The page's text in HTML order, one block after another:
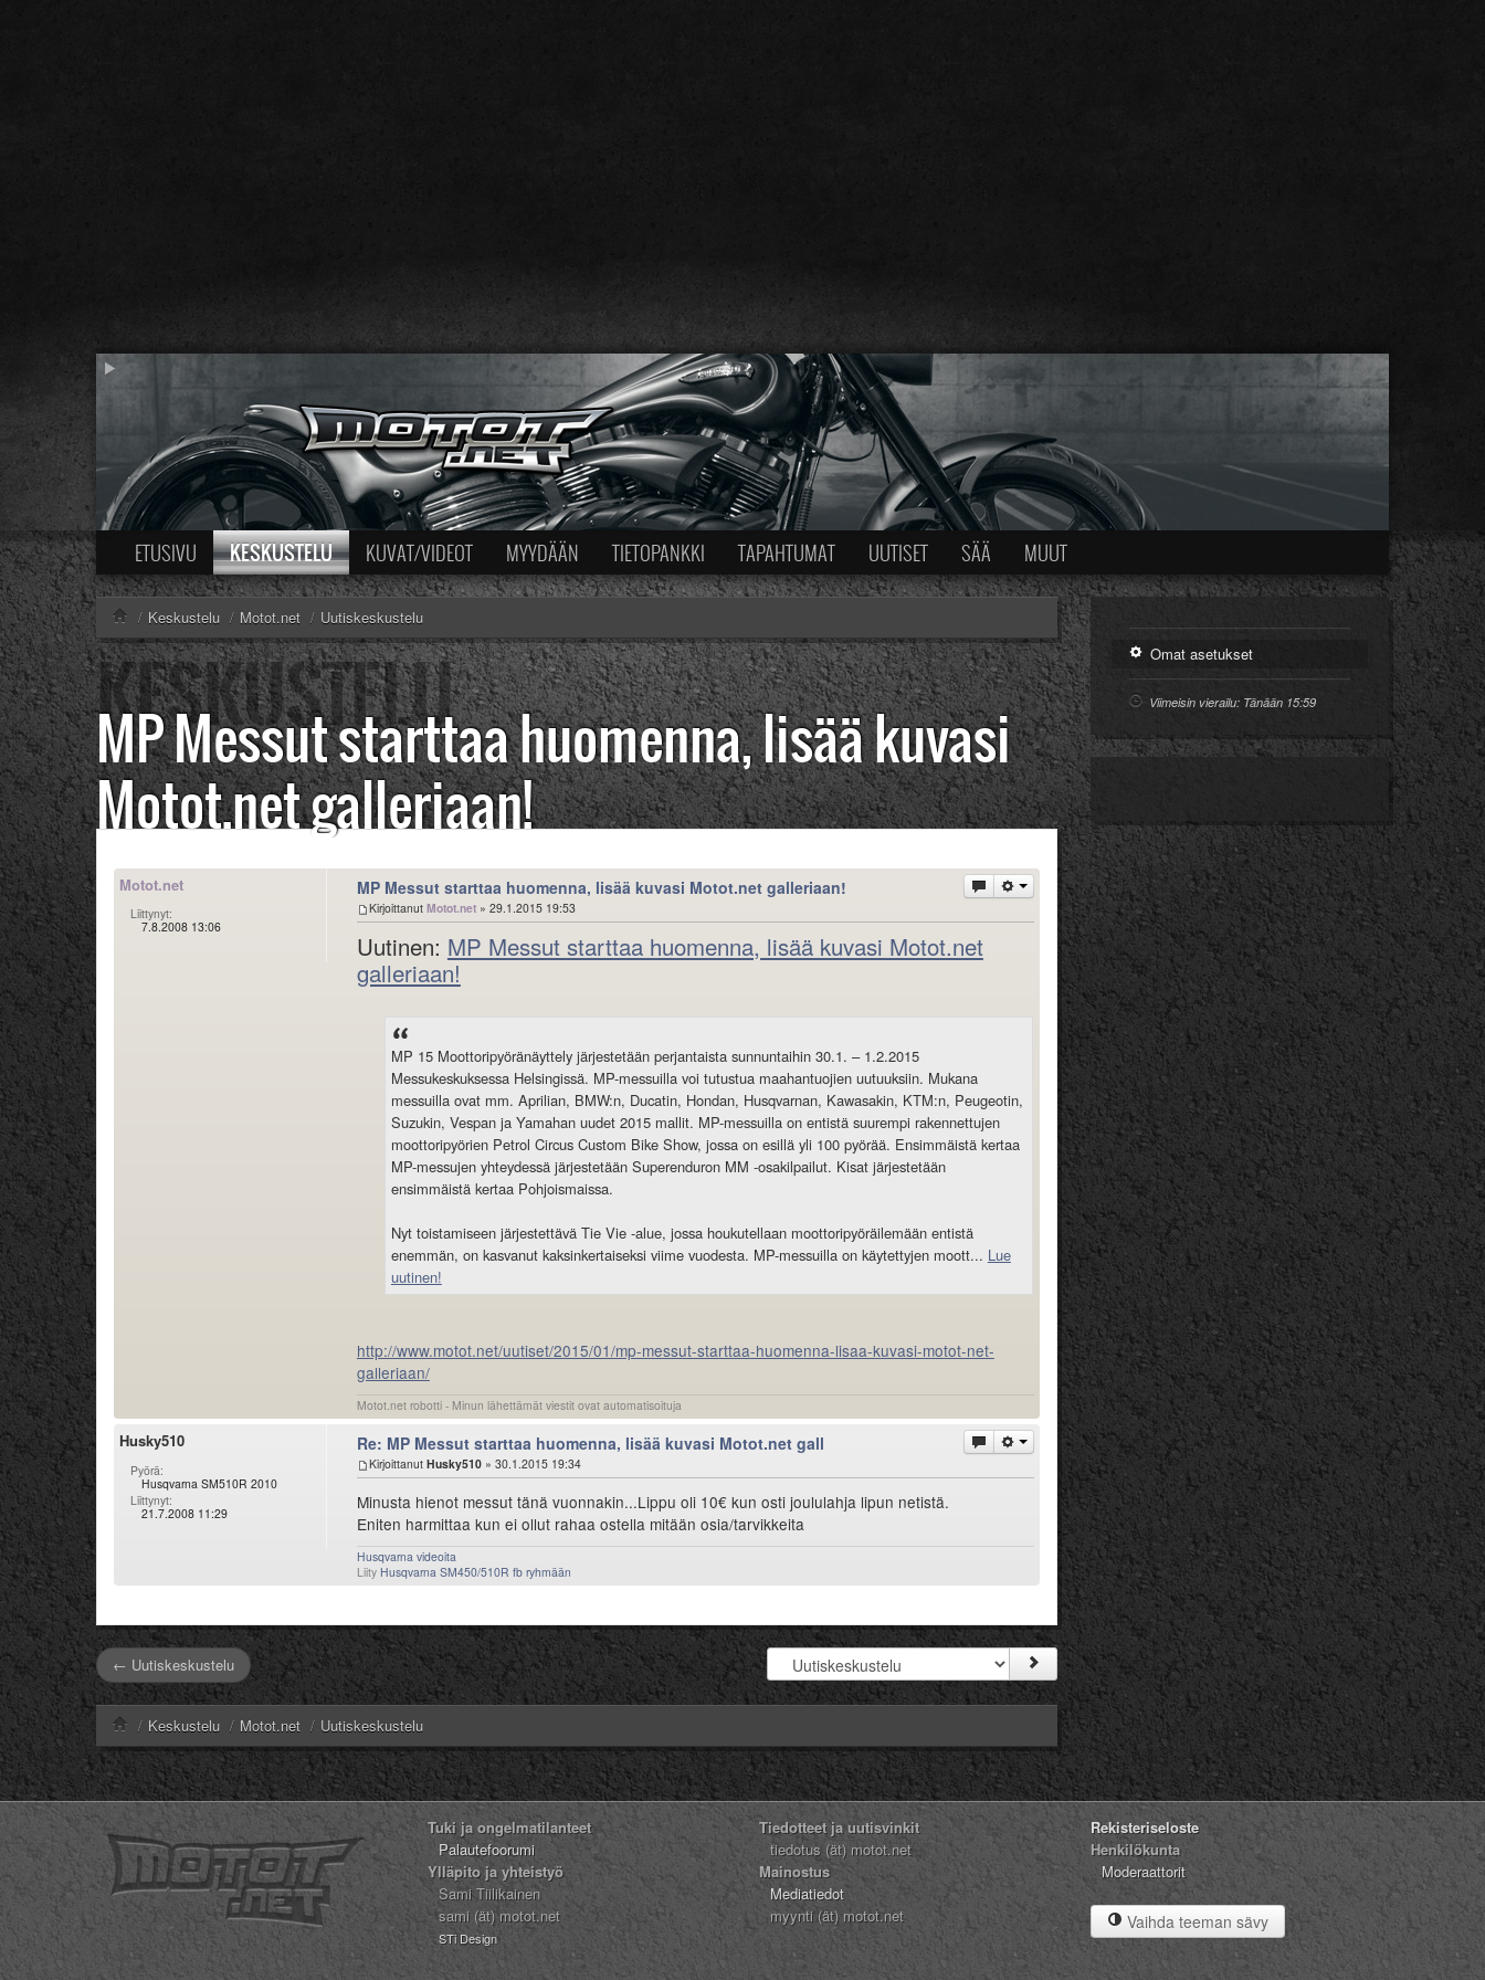
ETUSIVU KESKUSTELU KUVAT/VIDEOT MYYDÄÄN TIETOPANKKI TAPAHTUMAT UUTISET SÄÄ MUUT
/ Keskustelu / Motot.net / Uutiskeskustelu
MP Messut starttaa huomenna, lisää kuvasi
Motot.net galleriaan!
Motot.net
Liittynyt:
7.8.2008 13:06
MP Messut starttaa huomenna, lisää kuvasi Motot.net galleriaan!
Kirjoittanut Motot.net» 29.1.2015 19:53
Uutinen: MP Messut starttaa huomenna, lisää kuvasi Motot.net
galleriaan!
MP 15 Moottoripyöränäyttely järjestetään perjantaista sunnuntaihin 30.1. – 1.2.2015
Messukeskuksessa Helsingissä. MP-messuilla voi tutustua maahantuojien uutuuksiin. Mukana
messuilla ovat mm. Aprilian, BMW:n, Ducatin, Hondan, Husqvarnan, Kawasakin, KTM:n, Peugeotin,
Suzukin, Vespan ja Yamahan uudet 2015 mallit. MP-messuilla on entistä suurempi rakennettujen
moottoripyörien Petrol Circus Custom Bike Show, jossa on esillä yli 100 pyörää. Ensimmäistä kertaa
MP-messujen yhteydessä järjestetään Superenduron MM -osakilpailut. Kisat järjestetään
ensimmäistä kertaa Pohjoismaissa.
Nyt toistamiseen järjestettävä Tie Vie -alue, jossa houkutellaan moottoripyöräilemään entistä
enemmän, on kasvanut kaksinkertaiseksi viime vuodesta. MP-messuilla on käytettyjen moott... Lue
uutinen!
http://www.motot.net/uutiset/2015/01/mp-messut-starttaa-huomenna-lisaa-kuvasi-motot-net-
galleriaan/
Motot.net robotti - Minun lähettämät viestit ovat automatisoituja
Husky510
Pyörä:
Husqvarna SM510R 2010
Liittynyt:
21.7.2008 11:29
Re: MP Messut starttaa huomenna, lisää kuvasi Motot.net gall
Kirjoittanut Husky510» 30.1.2015 19:34
Minusta hienot messut tänä vuonnakin...Lippu oli 10€ kun osti joululahja lipun netistä.
Eniten harmittaa kun ei ollut rahaa ostella mitään osia/tarvikkeita
Husqvarna videoita
Liity Husqvarna SM450/510R fb ryhmään
← Uutiskeskustelu
/ Keskustelu / Motot.net / Uutiskeskustelu
Omat asetukset
Viimeisin vierailu: Tänään 15:59
Tuki ja ongelmatilanteet
Palautefoorumi
Ylläpito ja yhteistyö
Sami Tiilikainen
sami (ät) motot.net
STi Design
Tiedotteet ja uutisvinkit
tiedotus (ät) motot.net
Mainostus
Mediatiedot
myynti (ät) motot.net
Rekisteriseloste
Henkilökunta
Moderaattorit
Vaihda teeman sävy